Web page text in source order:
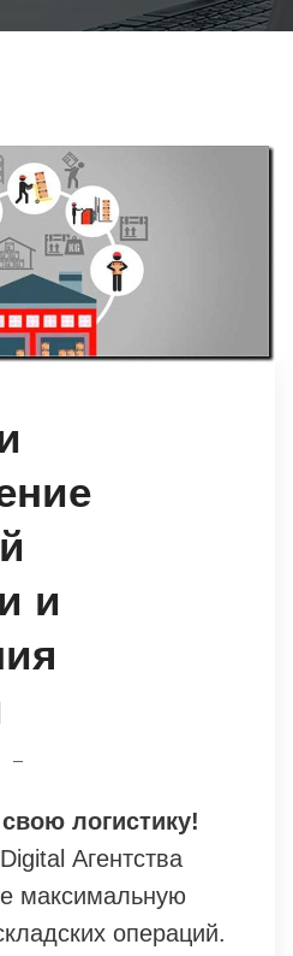
и
логистику!
Агентства
максимальную
операций.